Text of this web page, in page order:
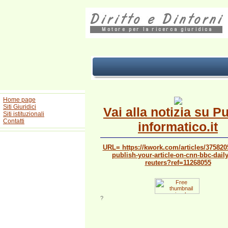
Home page
Siti Giuridici
Siti istituzionali
Contatti
Vai alla notizia su
informatico.it
URL= https://kwork.com/articles/
publish-your-article-on-cnn-bbc-
reuters?ref=11268055
?